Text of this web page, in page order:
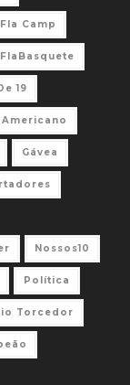
Fla Camp
FlaBasquete
19
Gávea
Nossos10
Política
Torcedor